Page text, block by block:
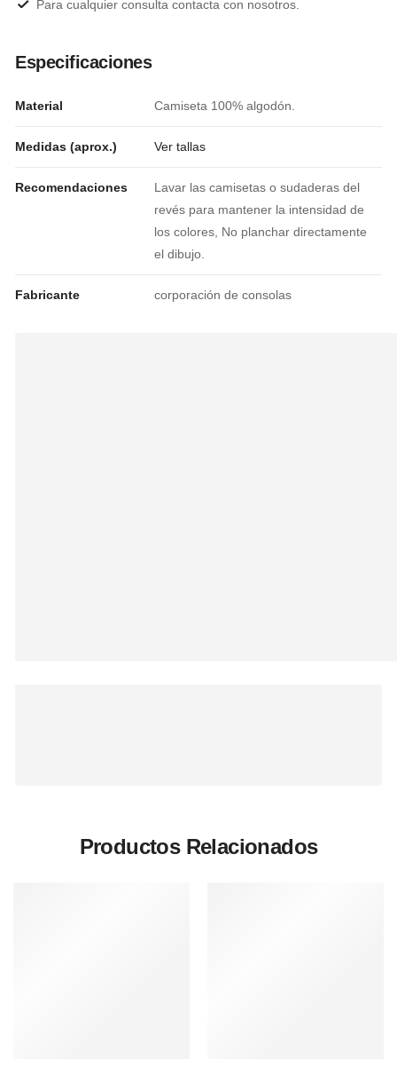
Para cualquier consulta contacta con nosotros.
Especificaciones
Material Camiseta 100% algodón.
Medidas (aprox.) Ver tallas
Recomendaciones
Lavar las camisetas o sudaderas del
revés para mantener la intensidad de
los colores, No planchar directamente
el dibujo.
Fabricante corporación de consolas
Productos Relacionados